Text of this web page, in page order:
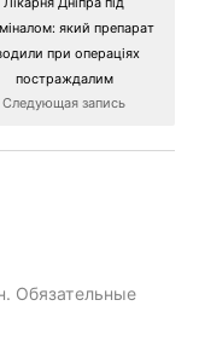
який препарат
при операціях
постраждалим
Следующая запись
Обязательные